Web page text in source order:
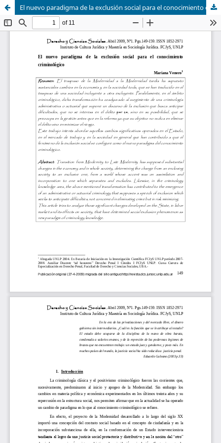
El nuevo paradigma de la exclusión social para el conocimiento criminológico